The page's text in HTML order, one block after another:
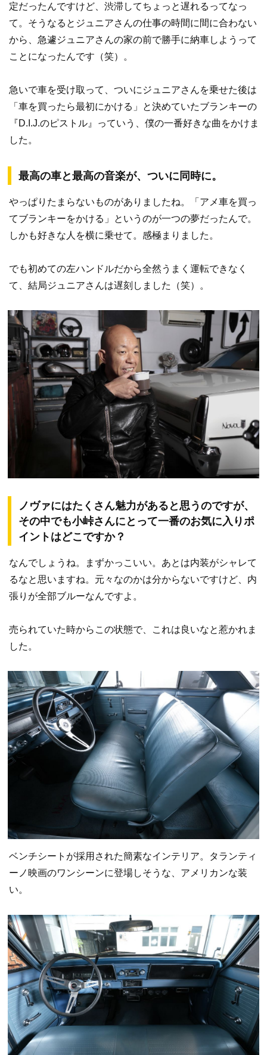
定だったんですけど、渋滞してちょっと遅れるってなっ
て。そうなるとジュニアさんの仕事の時間に間に合わない
から、急遽ジュニアさんの家の前で勝手に納車しようって
ことになったんです（笑）。
急いで車を受け取って、ついにジュニアさんを乗せた後は
「車を買ったら最初にかける」と決めていたブランキーの
『D.I.J.のピストル』っていう、僕の一番好きな曲をかけま
した。
最高の車と最高の音楽が、ついに同時に。
やっぱりたまらないものがありましたね。「アメ車を買っ
てブランキーをかける」というのが一つの夢だったんで。
しかも好きな人を横に乗せて。感極まりました。
でも初めての左ハンドルだから全然うまく運転できなく
て、結局ジュニアさんは遅刻しました（笑）。
ノヴァにはたくさん魅力があると思うのですが、
その中でも小峠さんにとって一番のお気に入りポ
イントはどこですか？
なんでしょうね。まずかっこいい。あとは内装がシャレて
るなと思いますね。元々なのかは分からないですけど、内
張りが全部ブルーなんですよ。
売られていた時からこの状態で、これは良いなと惹かれま
した。
ベンチシートが採用された簡素なインテリア。タランティ
ーノ映画のワンシーンに登場しそうな、アメリカンな装
い。